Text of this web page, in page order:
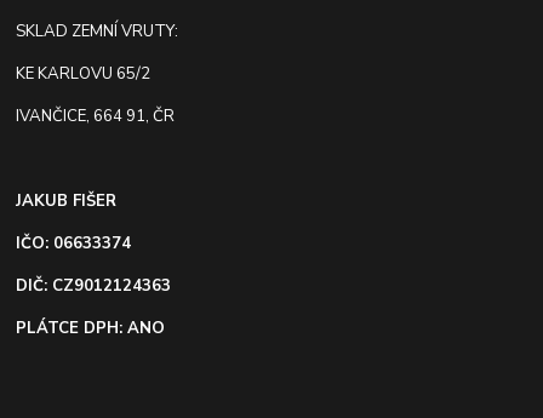
SKLAD ZEMNÍ VRUTY:
KE KARLOVU 65/2
IVANČICE, 664 91, ČR
JAKUB FIŠER
IČO: 06633374
DIČ: CZ9012124363
PLÁTCE DPH: ANO